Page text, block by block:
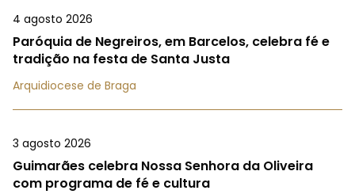
4 agosto 2026
Paróquia de Negreiros, em Barcelos, celebra fé e
tradição na festa de Santa Justa
Arquidiocese de Braga
3 agosto 2026
Guimarães celebra Nossa Senhora da Oliveira
com programa de fé e cultura